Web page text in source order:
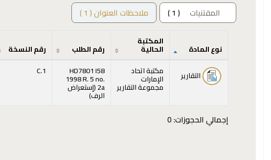
المقتنيات ( 1 ) ملاحظات العنوان ( 1 )
المقتنيات
نوع المادة
المكتبة
الحالية رقم الطلب رقم النسخة
التقارير
مكتبة اتحاد
الإمارات
مجموعة التقارير
HD7801 I58
1998 R. 5 no.
2a ( إستعراض
الرف(يفتح أدناه)
)
C.1
إجمالي الحجوزات: 0